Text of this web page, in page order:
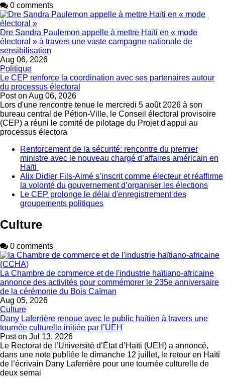
0 comments
Dre Sandra Paulemon appelle à mettre Haïti en « mode
électoral » à travers une vaste campagne nationale de
sensibilisation
Aug 06, 2026
Politique
Le CEP renforce la coordination avec ses partenaires autour
du processus électoral
Post on Aug 06, 2026
Lors d'une rencontre tenue le mercredi 5 août 2026 à son
bureau central de Pétion-Ville, le Conseil électoral provisoire
(CEP) a réuni le comité de pilotage du Projet d'appui au
processus électora
Renforcement de la sécurité: rencontre du premier
ministre avec le nouveau chargé d’affaires américain en
Haïti
Alix Didier Fils-Aimé s’inscrit comme électeur et réaffirme
la volonté du gouvernement d’organiser les élections
Le CEP prolonge le délai d'enregistrement des
groupements politiques
Culture
0 comments
La Chambre de commerce et de l'industrie haïtiano-africaine
annonce des activités pour commémorer le 235e anniversaire
de la cérémonie du Bois Caïman
Aug 05, 2026
Culture
Dany Laferrière renoue avec le public haïtien à travers une
tournée culturelle initiée par l’UEH
Post on Jul 13, 2026
Le Rectorat de l’Université d’État d’Haïti (UEH) a annoncé,
dans une note publiée le dimanche 12 juillet, le retour en Haïti
de l’écrivain Dany Laferrière pour une tournée culturelle de
deux semai